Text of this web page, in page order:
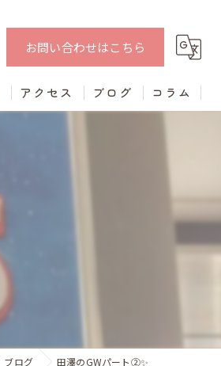
お問い合わせはこちら
アクセス ブログ コラム
ブログ 田澤のGWパート②✨️